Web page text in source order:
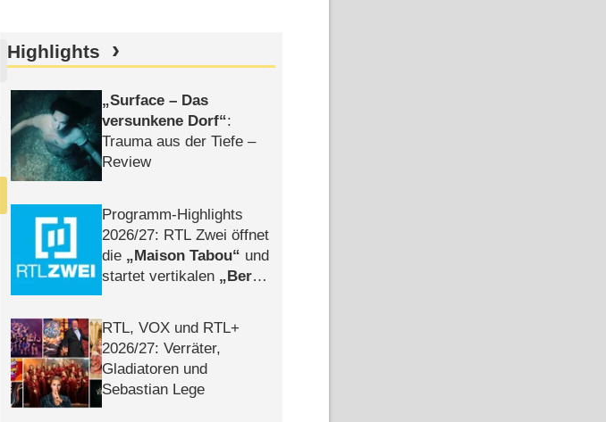
Highlights
Surface – Das
versunkene Dorf :
Trauma aus der Tiefe –
Review
Programm-Highlights
2026/​27: RTL Zwei öffnet
die
Maison Tabou
und
startet vertikalen
Berlin
RTL, VOX und RTL+
2026/​27: Verräter,
Gladiatoren und
Sebastian Lege